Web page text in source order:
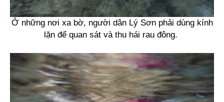
Ở những nơi xa bờ, người dân Lý Sơn phải dùng kính
lặn để quan sát và thu hái rau đông.